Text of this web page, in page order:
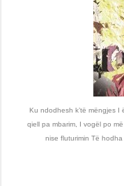
Ku ndodhesh k’të mëngjes
qiell pa mbarim, I vogël po
nise fluturimin Të